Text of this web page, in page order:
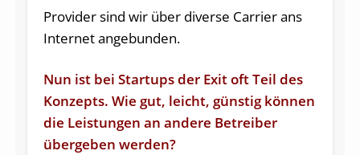
Provider sind wir über diverse Carrier ans
Internet angebunden.
Nun ist bei Startups der Exit oft Teil des
Konzepts. Wie gut, leicht, günstig können
die Leistungen an andere Betreiber
übergeben werden?